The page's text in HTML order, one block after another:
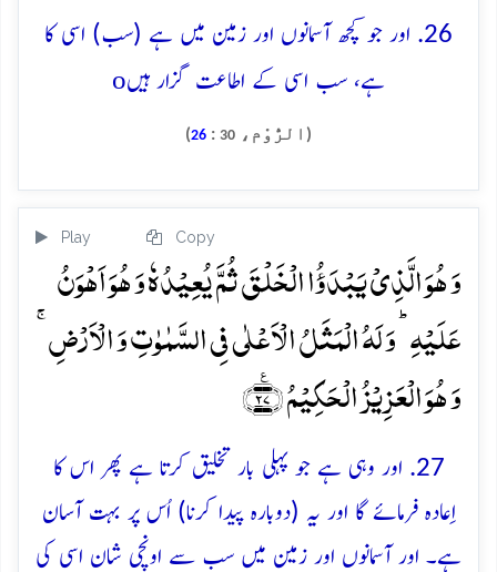
26. اور جو کچھ آسمانوں اور زمین میں ہے (سب) اسی کا
ہے، سب اسی کے اطاعت گزار ہیںo
(الرُّوْم، 30
:
26
)
Play Copy
وَ ہُوَ الَّذِیۡ یَبۡدَؤُا الۡخَلۡقَ ثُمَّ یُعِیۡدُہٗ وَ ہُوَ اَہۡوَنُ
عَلَیۡہِ ؕ وَ لَہُ الۡمَثَلُ الۡاَعۡلٰی فِی السَّمٰوٰتِ وَ الۡاَرۡضِ ۚ
وَ ہُوَ الۡعَزِیۡزُ الۡحَکِیۡمُ ﴿٪۲۷﴾
27. اور وہی ہے جو پہلی بار تخلیق کرتا ہے پھر اس کا
اِعادہ فرمائے گا اور یہ (دوبارہ پیدا کرنا) اُس پر بہت آسان
ہے۔ اور آسمانوں اور زمین میں سب سے اونچی شان اسی کی